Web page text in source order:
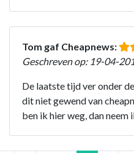
Tom gaf Cheapnews:
Geschreven op: 19-04-
De laatste tijd ver onder
dit niet gewend van
ben ik hier weg, dan neem